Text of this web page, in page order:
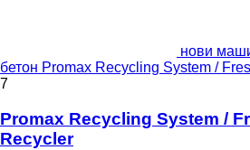
нови
бетон Promax Recycling System /
7
Promax Recycling System /
Recycler